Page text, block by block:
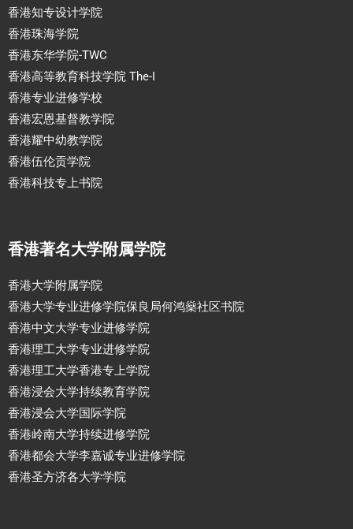
香港知专设计学院
香港珠海学院
香港东华学院-TWC
香港高等教育科技学院 The-I
香港专业进修学校
香港宏恩基督教学院
香港耀中幼教学院
香港伍伦贡学院
香港科技专上书院
香港著名大学附属学院
香港大学附属学院
香港大学专业进修学院保良局何鸿燊社区书院
香港中文大学专业进修学院
香港理工大学专业进修学院
香港理工大学香港专上学院
香港浸会大学持续教育学院
香港浸会大学国际学院
香港岭南大学持续进修学院
香港都会大学李嘉诚专业进修学院
香港圣方济各大学学院